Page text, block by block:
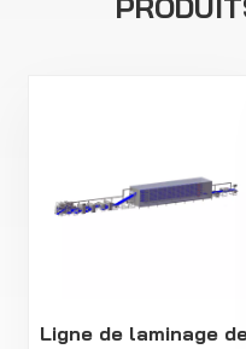
Ligne de laminage